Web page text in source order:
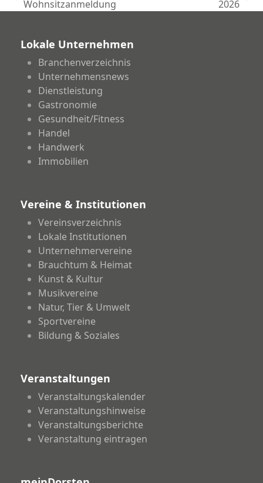
vorheriger
Wohnsitzanmeldung
2026
Lokale Unternehmen
Branchenverzeichnis
Unternehmensnews
Dienstleistung
Gastronomie
Gesundheit/Fitness
Handel
Handwerk
Immobilien
Vereine & Institutionen
Vereinsverzeichnis
Lokale Institutionen
Unternehmervereine
Brauchtum & Heimat
Kunst & Kultur
Musikvereine
Natur, Tier & Umwelt
Sportvereine
Bildung & Soziales
Veranstaltungen
Veranstaltungskalender
Veranstaltungshinweise
Veranstaltungsberichte
Veranstaltung eintragen